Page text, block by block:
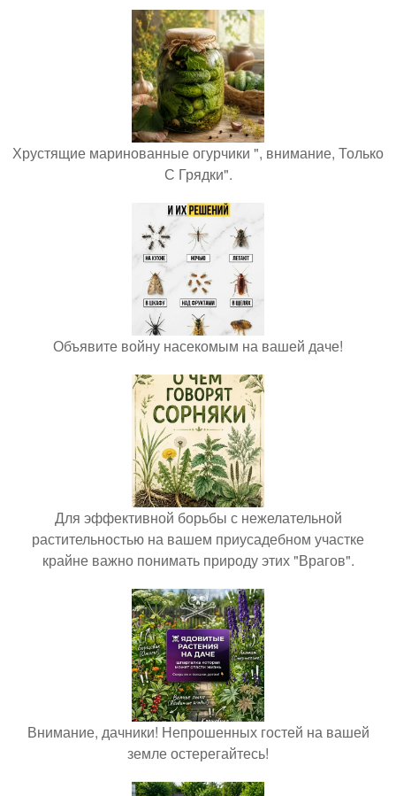
Хрустящие маринованные огурчики ", внимание, Только
С Грядки".
Объявите войну насекомым на вашей даче!
Для эффективной борьбы с нежелательной
растительностью на вашем приусадебном участке
крайне важно понимать природу этих "Врагов".
Внимание, дачники! Непрошенных гостей на вашей
земле остерегайтесь!